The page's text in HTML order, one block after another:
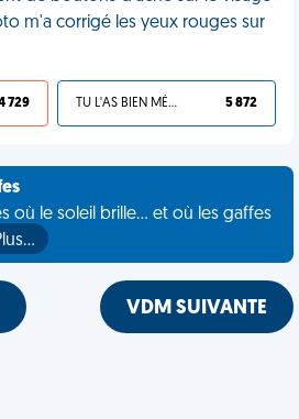
m'a corrigé les yeux rouges sur
729 TU L'AS BIEN MÉRITÉ 5 872
où le soleil brille... et où les gaffes
VDM SUIVANTE